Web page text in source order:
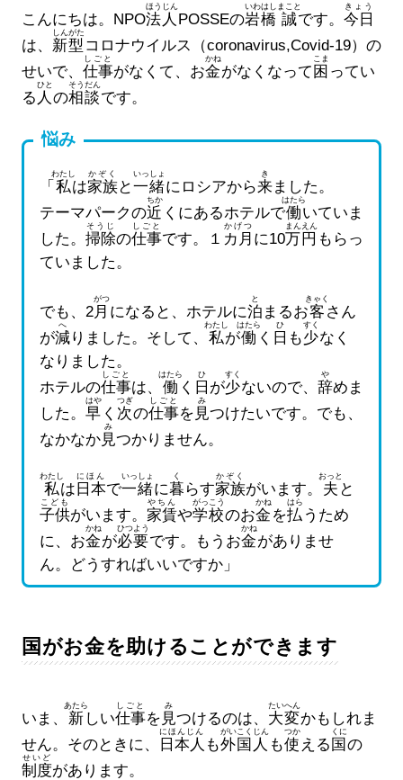
こんにちは。NPO法人
ほうじん
POSSEの岩橋
いわはし
誠
まこと
です。 今日
きょう
は、 新型
しんがた
コロナウイルス（coronavirus,Covid-19）の
せいで、 仕事
しごと
がなくて、お金
かね
がなくなって 困
こま
ってい
る 人
ひと
の相談
そうだん
です。
悩み
「 私
わたし
は家族
かぞく
と一緒
いっしょ
にロシアから来
き
ました。
テーマパークの近
ちか
くにあるホテルで働
はたら
いていま
した。 掃除
そうじ
の仕事
しごと
です。１ カ月
かげつ
に10万
まん
円
えん
もらっ
ていました。
でも、2月
がつ
になると、ホテルに泊
と
まるお客
きゃく
さん
が減
へ
りました。そして、 私
わたし
が働
はたら
く 日
ひ
も少
すく
なく
なりました。
ホテルの仕事
しごと
は、 働
はたら
く 日
ひ
が少
すく
ないので、 辞
や
めま
した。 早
はや
く 次
つぎ
の仕事
しごと
を 見
み
つけたいです。でも、
なかなか見
み
つかりません。
私
わたし
は 日本
にほん
で一緒
いっしょ
に暮
く
らす家族
かぞく
がいます。 夫
おっと
と
子供
こども
がいます。 家賃
やちん
や学校
がっこう
のお金
かね
を払
はら
うため
に、お金
かね
が必要
ひつよう
です。もうお金
かね
がありませ
ん。どうすればいいですか」
国がお金を助けることができます
いま、 新
あたら
しい仕事
しごと
を 見
み
つけるのは、 大変
たいへん
かもしれま
せん。そのときに、
日本人
にほんじん
も外国人
がいこくじん
も使
つか
える 国
くに
の
制度
せいど
があります。